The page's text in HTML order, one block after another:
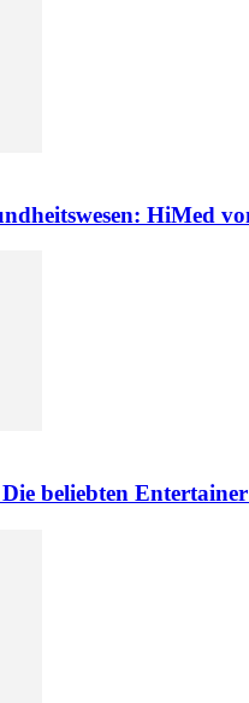
HiMed
beliebten